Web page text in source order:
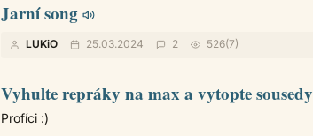
Jarní song
LUKiO 25.03.2024 2 526(7)
Vyhulte repráky na max a vytopte sousedy
Profíci :)